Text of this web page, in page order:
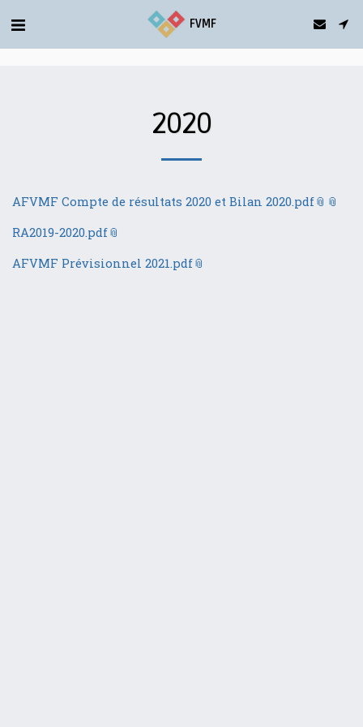
gtag('config', 'G-5T2FDQN1C0');
FVMF
2020
AFVMF Compte de résultats 2020 et Bilan 2020.pdf
RA2019-2020.pdf
AFVMF Prévisionnel 2021.pdf